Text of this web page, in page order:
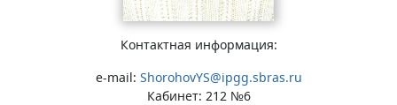
Контактная информация:
e-mail: ShorohovYS@ipgg.sbras.ru
Кабинет: 212 №6